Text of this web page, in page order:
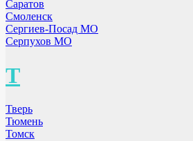
Саратов
Смоленск
Сергиев-Посад МО
Серпухов МО
Т
Тверь
Тюмень
Томск